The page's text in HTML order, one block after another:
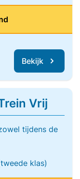
Bekijk
Vrij
tijdens de
klas)